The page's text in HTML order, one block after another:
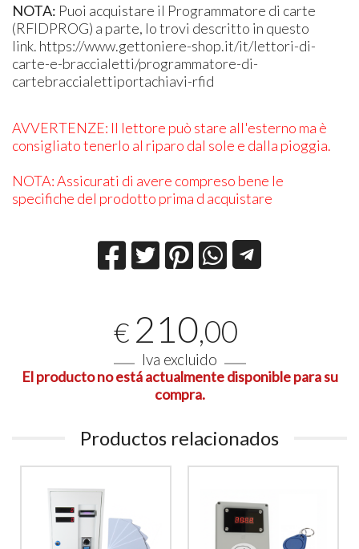
NOTA: Puoi acquistare il Programmatore di carte
(RFIDPROG) a parte, lo trovi descritto in questo
link. https://www.gettoniere-shop.it/it/lettori-di-
carte-e-braccialetti/programmatore-di-
cartebraccialettiportachiavi-rfid
AVVERTENZE: Il lettore può stare all'esterno ma è
consigliato tenerlo al riparo dal sole e dalla pioggia.
NOTA: Assicurati di avere compreso bene le
specifiche del prodotto prima d acquistare
€ 210,00
Iva excluido
El producto no está actualmente disponible para su
compra.
Productos relacionados